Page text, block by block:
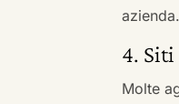
4.
Molte